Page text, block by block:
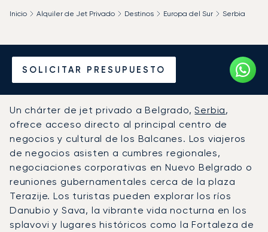
SOLICITAR PRESUPUESTO
Inicio Alquiler de Jet Privado Destinos Europa del Sur Serbia
Alquile un Jet Privado
desde o hacia Belgrado
Un chárter de jet privado a Belgrado,Serbia,
ofrece acceso directo al principal centro de
negocios y cultural de los Balcanes. Los viajeros
de negocios asisten a cumbres regionales,
negociaciones corporativas en Nuevo Belgrado o
reuniones gubernamentales cerca de la plaza
Terazije. Los turistas pueden explorar los ríos
Danubio y Sava, la vibrante vida nocturna en los
splavovi y lugares históricos como la Fortaleza de